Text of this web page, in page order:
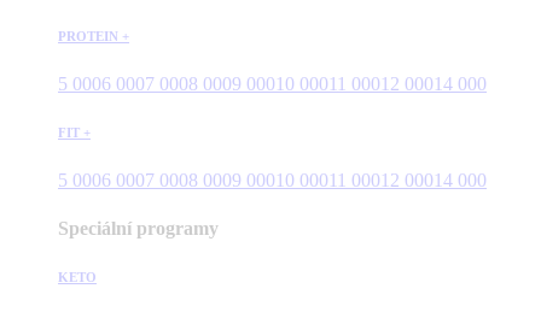
PROTEIN +
5 0006 0007 0008 0009 00010 00011 00012 00014 000
FIT +
5 0006 0007 0008 0009 00010 00011 00012 00014 000
Speciální programy
KETO